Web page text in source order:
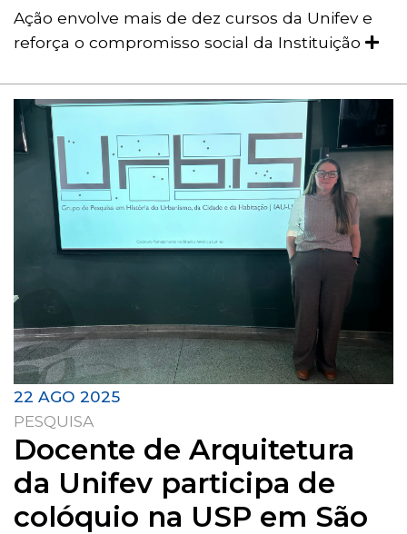
Ação envolve mais de dez cursos da Unifev e
reforça o compromisso social da Instituição
22 AGO 2025
PESQUISA
Docente de Arquitetura
da Unifev participa de
colóquio na USP em São